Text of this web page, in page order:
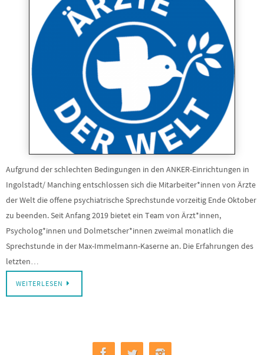
Aufgrund der schlechten Bedingungen in den ANKER-Einrichtungen in
Ingolstadt/ Manching entschlossen sich die Mitarbeiter*innen von Ärzte
der Welt die offene psychiatrische Sprechstunde vorzeitig Ende Oktober
zu beenden. Seit Anfang 2019 bietet ein Team von Ärzt*innen,
Psycholog*innen und Dolmetscher*innen zweimal monatlich die
Sprechstunde in der Max-Immelmann-Kaserne an. Die Erfahrungen des
letzten…
WEITERLESEN